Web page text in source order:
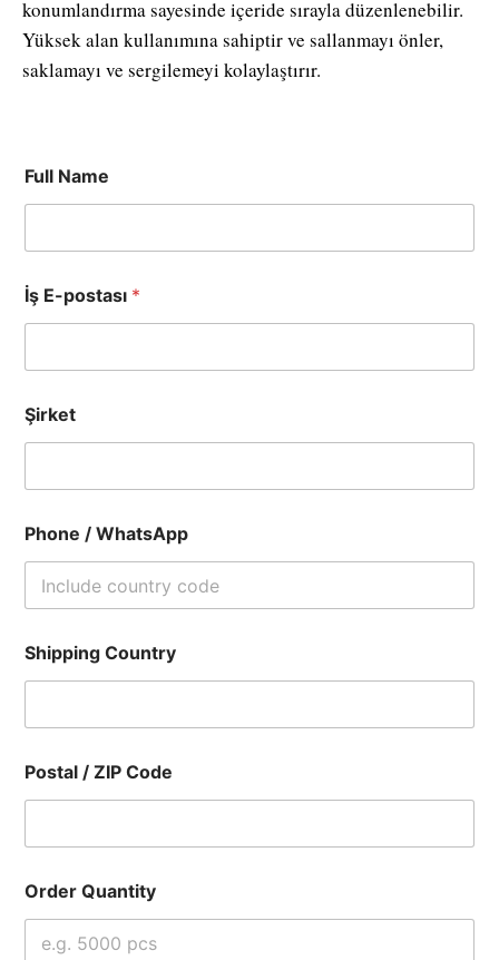
konumlandırma sayesinde içeride sırayla düzenlenebilir.
Yüksek alan kullanımına sahiptir ve sallanmayı önler,
saklamayı ve sergilemeyi kolaylaştırır.
Full Name
İş E-postası *
Şirket
Phone / WhatsApp
Shipping Country
Postal / ZIP Code
Order Quantity